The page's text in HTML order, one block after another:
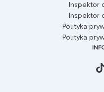
Inspektor
Inspektor
Polityka
Polityka